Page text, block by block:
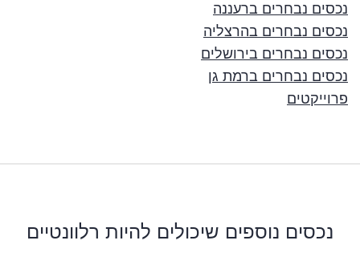
נכסים נבחרים ברעננה
נכסים נבחרים בהרצליה
נכסים נבחרים בירושלים
נכסים נבחרים ברמת גן
פרוייקטים
נכסים נוספים שיכולים להיות רלוונטיים